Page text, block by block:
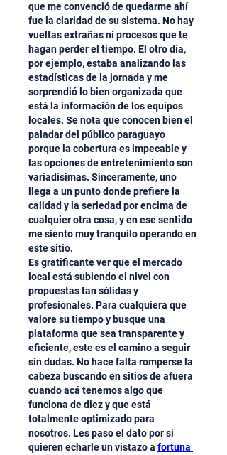
que me convenció de quedarme ahí
fue la claridad de su sistema. No hay
vueltas extrañas ni procesos que te
hagan perder el tiempo. El otro día,
por ejemplo, estaba analizando las
estadísticas de la jornada y me
sorprendió lo bien organizada que
está la información de los equipos
locales. Se nota que conocen bien el
paladar del público paraguayo
porque la cobertura es impecable y
las opciones de entretenimiento son
variadísimas. Sinceramente, uno
llega a un punto donde prefiere la
calidad y la seriedad por encima de
cualquier otra cosa, y en ese sentido
me siento muy tranquilo operando en
este sitio.
Es gratificante ver que el mercado
local está subiendo el nivel con
propuestas tan sólidas y
profesionales. Para cualquiera que
valore su tiempo y busque una
plataforma que sea transparente y
eficiente, este es el camino a seguir
sin dudas. No hace falta romperse la
cabeza buscando en sitios de afuera
cuando acá tenemos algo que
funciona de diez y que está
totalmente optimizado para
nosotros. Les paso el dato por si
quieren echarle un vistazo a fortuna